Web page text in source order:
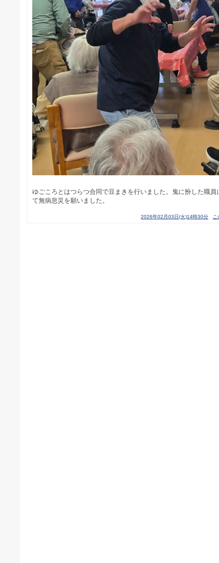
ゆごころとはつらつ合同で豆まきを行いました。鬼に扮した職
て無病息災を願いました。
2026年02月03日(火)14時30分